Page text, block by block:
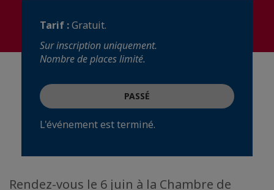
Tarif :Gratuit.
Sur inscription uniquement.
Nombre de places limité.
PASSÉ
L'événement est terminé.
Rendez-vous le 6 juin à la Chambre de